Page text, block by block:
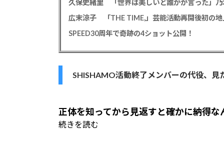
広末涼子 「THE TIME,」芸能活動再開後初の地
SPEED30周年で奇跡の4ショット公開！
SHISHAMO活動終了メンバーの代役、
正体を知ってから見返すと確かに納得な
続きを読む